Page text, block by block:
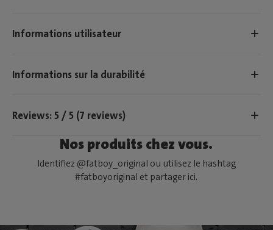
Informations utilisateur
Informations sur la durabilité
Reviews: 5 / 5 (7 reviews)
Nos produits chez vous.
Identifiez @fatboy_original ou utilisez le hashtag
#fatboyoriginal et partager ici.